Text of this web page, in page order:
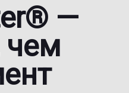
—
чем